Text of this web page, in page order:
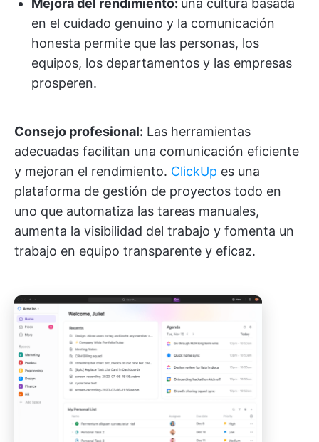
Mejora del rendimiento: una cultura basada
en el cuidado genuino y la comunicación
honesta permite que las personas, los
equipos, los departamentos y las empresas
prosperen.
Consejo profesional: Las herramientas
adecuadas facilitan una comunicación eficiente
y mejoran el rendimiento. ClickUp es una
plataforma de gestión de proyectos todo en
uno que automatiza las tareas manuales,
aumenta la visibilidad del trabajo y fomenta un
trabajo en equipo transparente y eficaz.